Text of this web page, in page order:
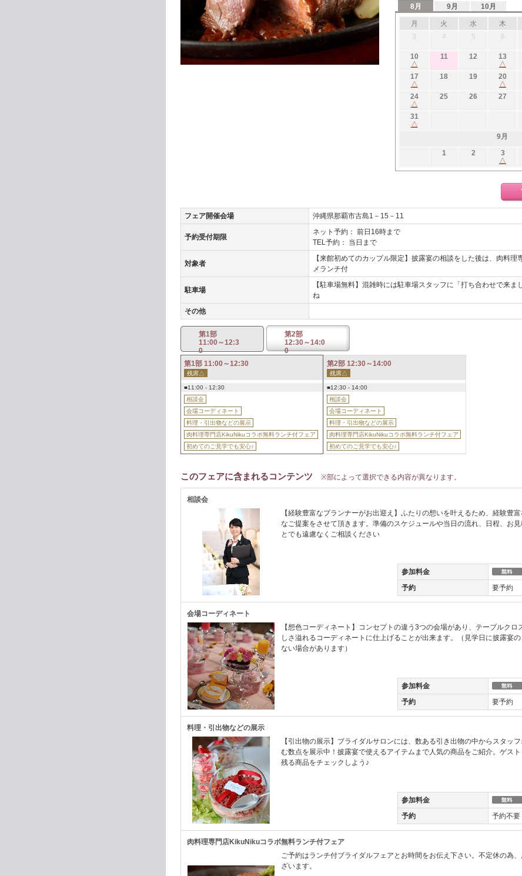
8月 9月 10月
月 火 水 木
10
△
11 12
13
△
17
△
18 19
20
△
24
△
25 26 27
31
△
9月
1
2
3
△
フェア開催会場 沖縄県那覇市古島1－15－11
予約受付期限
ネット予約： 前日16時まで
TEL予約： 当日まで
対象者
【来館初めてのカップル限定】披露宴の相談をした後は、肉料理
メランチ付
駐車場
【駐車場無料】混雑時には駐車場スタッフに「打ち合わせで来ま
ね
その他
第1部
11:00～12:3
0
第2部
12:30～14:0
0
第1部 11:00～12:30
残席△
■11:00 - 12:30
相談会
会場コーディネート
料理・引出物などの展示
肉料理専門店KikuNikuコラボ無料ランチ付フェア
初めてのご見学でも安心♪
第2部 12:30～14:00
残席△
■12:30 - 14:00
相談会
会場コーディネート
料理・引出物などの展示
肉料理専門店KikuNikuコラボ無料ランチ付フェア
初めてのご見学でも安心♪
このフェアに含まれるコンテンツ ※部によって選択できる内容が異なります。
相談会
【経験豊富なプランナーがお出迎え】ふたりの想いを叶えるため、経験豊
なご提案をさせて頂きます。準備のスケジュールや当日の流れ、日程、お
とでも遠慮なくご相談ください
参加料金
予約
要予約
会場コーディネート
【想色コーディネート】コンセプトの違う3つの会場があり、テーブルクロ
しさ溢れるコーディネートに仕上げることが出来ます。（見学日に披露宴
ない場合があります）
参加料金
予約
要予約
料理・引出物などの展示
【引出物の展示】ブライダルサロンには、数ある引き出物の中からスタッ
む数点を展示中！披露宴で使えるアイテムまで人気の商品をご紹介。ゲス
残る商品をチェックしよう♪
参加料金
予約
予約不要
肉料理専門店KikuNikuコラボ無料ランチ付フェア
ご予約はランチ付ブライダルフェアとお時間をお伝え下さい。不定休の為
ざいます。